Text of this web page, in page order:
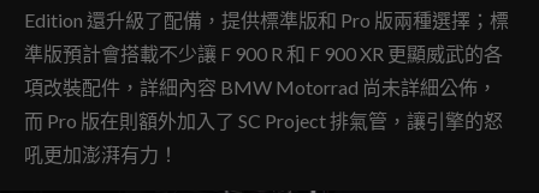
Edition 還升級了配備，提供標準版和 Pro 版兩種選擇；標
準版預計會搭載不少讓 F 900 R 和 F 900 XR 更顯威武的各
項改裝配件，詳細內容 BMW Motorrad 尚未詳細公佈，
而 Pro 版在則額外加入了 SC Project 排氣管，讓引擎的怒
吼更加澎湃有力！